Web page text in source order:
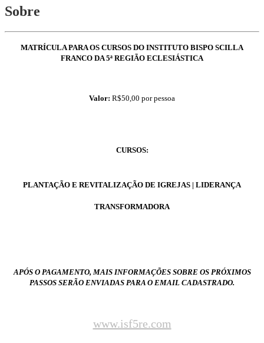
Sobre
MATRÍCULA PARA OS CURSOS DO INSTITUTO BISPO SCILLA
FRANCO DA 5ª REGIÃO ECLESIÁSTICA
Valor: R$50,00 por pessoa
CURSOS:
PLANTAÇÃO E REVITALIZAÇÃO DE IGREJAS | LIDERANÇA
TRANSFORMADORA
APÓS O PAGAMENTO, MAIS INFORMAÇÕES SOBRE OS PRÓXIMOS
PASSOS SERÃO ENVIADAS PARA O EMAIL CADASTRADO.
www.isf5re.com